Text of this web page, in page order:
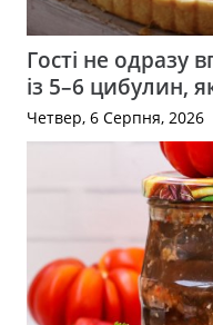
Гості не одразу
із 5–6 цибулин,
Четвер, 6 Серпня, 2026